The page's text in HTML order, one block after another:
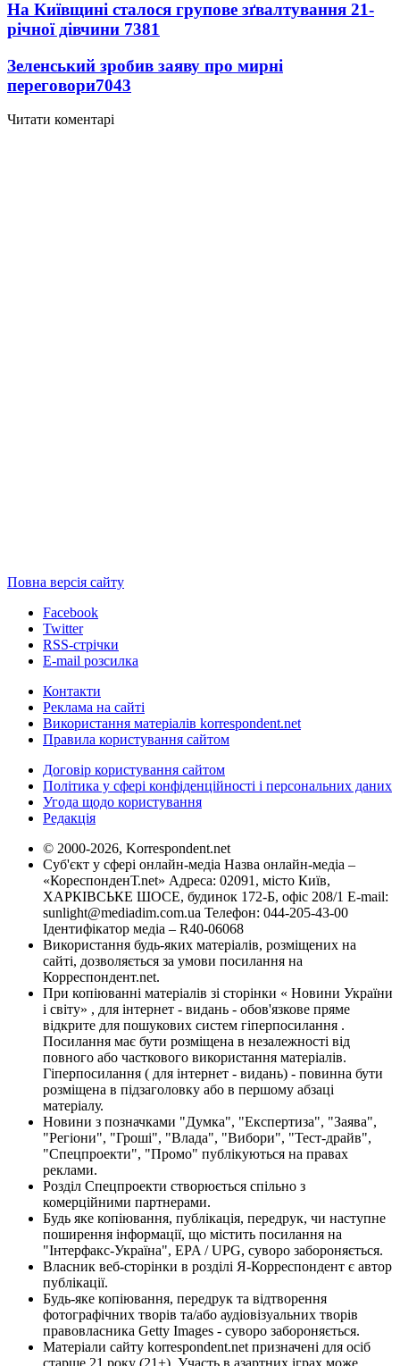
На Київщині сталося групове зґвалтування 21-
річної дівчини 7381
Зеленський зробив заяву про мирні
переговори7043
Читати коментарі
Повна версія сайту
Facebook
Twitter
RSS-стрічки
E-mail розсилка
Контакти
Реклама на сайті
Використання матеріалів korrespondent.net
Правила користування сайтом
Договір користування сайтом
Політика у сфері конфіденційності і персональних даних
Угода щодо користування
Редакція
© 2000-2026, Korrespondent.net
Суб'єкт у сфері онлайн-медіа Назва онлайн-медіа –
«КореспонденТ.net» Адреса: 02091, місто Київ,
ХАРКІВСЬКЕ ШОСЕ, будинок 172-Б, офіс 208/1 E-mail:
sunlight@mediadim.com.ua Телефон: 044-205-43-00
Ідентифікатор медіа – R40-06068
Використання будь-яких матеріалів, розміщених на
сайті, дозволяється за умови посилання на
Корреспондент.net.
При копіюванні матеріалів зі сторінки « Новини України
і світу» , для інтернет - видань - обов'язкове пряме
відкрите для пошукових систем гіперпосилання .
Посилання має бути розміщена в незалежності від
повного або часткового використання матеріалів.
Гіперпосилання ( для інтернет - видань) - повинна бути
розміщена в підзаголовку або в першому абзаці
матеріалу.
Новини з позначками "Думка", "Експертиза", "Заява",
"Регіони", "Гроші", "Влада", "Вибори", "Тест-драйв",
"Спецпроекти", "Промо" публікуються на правах
реклами.
Розділ Спецпроекти створюється спільно з
комерційними партнерами.
Будь яке копіювання, публікація, передрук, чи наступне
поширення інформації, що містить посилання на
"Інтерфакс-Україна", EPA / UPG, суворо забороняється.
Власник веб-сторінки в розділі Я-Корреспондент є автор
публікації.
Будь-яке копіювання, передрук та відтворення
фотографічних творів та/або аудіовізуальних творів
правовласника Getty Images - суворо забороняється.
Матеріали сайту korrespondent.net призначені для осіб